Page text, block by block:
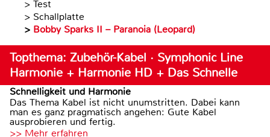
> Test
> Schallplatte
> Bobby Sparks II – Paranoia (Leopard)
Topthema: Zubehör-Kabel · Symphonic Line
Harmonie + Harmonie HD + Das Schnelle
Schnelligkeit und Harmonie
Das Thema Kabel ist nicht unumstritten. Dabei kann
man es ganz pragmatisch angehen: Gute Kabel
ausprobieren und fertig.
>> Mehr erfahren